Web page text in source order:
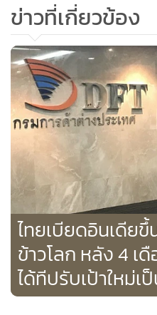
ตลาดนำการผลิต ซึ่งได้มีการจั
ข้าว กรมการค้าต่างประเทศ เ
สมาคมผู้ส่งออกข้าวแล้ว ขณะ
รักษาตลาดเดิม และเปิดตลาด
เช่น อิรัก แต่ขณะนี้สถานการณ์ไ
ต้องหยุดแผนไป หากสถานกา
รวมทั้งมีแผนที่จะสนับสนุนสินค้
ไปแปรรูปเป็นอาหารขบเคี้ยว
จะผลักดันให้สหกรณ์ วิสาหกิจ
ขายข้าวออนไลน์ด้วย
ทั้งนี้ ยังได้มอบหมายให้ทูตพา
ติดตามสถานการณ์ข้าวอย่าง
และผู้ส่งออกที่เป็นคู่แข่งของไ
รายงานมายังกระทรวงพาณิช
ข่าวที่เกี่ยวข้อง
ไทยเบียดอินเดีย
ข้าวโลก หลัง 4 เ
ได้ทีปรับเป้าใหม่เ